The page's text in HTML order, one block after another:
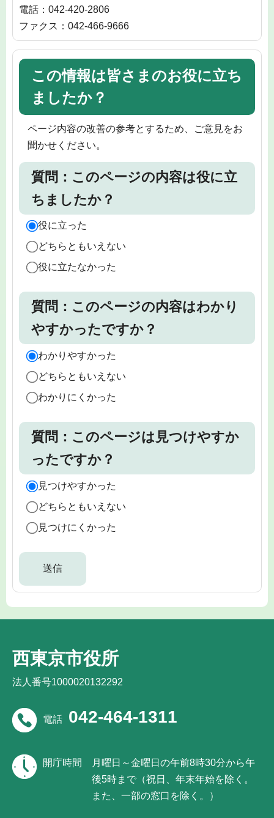
電話：042-420-2806
ファクス：042-466-9666
この情報は皆さまのお役に立ち
ましたか？
ページ内容の改善の参考とするため、ご意見をお
聞かせください。
質問：このページの内容は役に立
ちましたか？
役に立った
どちらともいえない
役に立たなかった
質問：このページの内容はわかり
やすかったですか？
わかりやすかった
どちらともいえない
わかりにくかった
質問：このページは見つけやすか
ったですか？
見つけやすかった
どちらともいえない
見つけにくかった
西東京市役所
法人番号1000020132292
電話 042-464-1311
開庁時間
月曜日～金曜日の午前8時30分から午
後5時まで（祝日、年末年始を除く。
また、一部の窓口を除く。）